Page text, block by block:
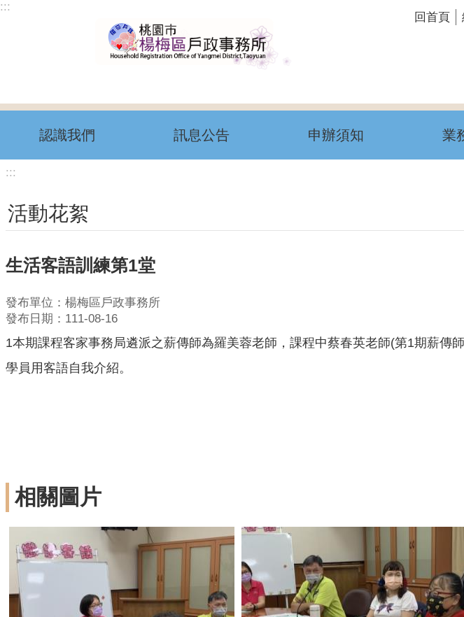
跳到主要內容區塊
:::
回首頁
認識我們 訊息公告 申辦須知 業
:::
活動花絮
生活客語訓練第1堂
發布單位：楊梅區戶政事務所
發布日期：111-08-16
1本期課程客家事務局遴派之薪傳師為羅美蓉老師，課程中蔡春英老師(第1期薪
學員用客語自我介紹。
相關圖片